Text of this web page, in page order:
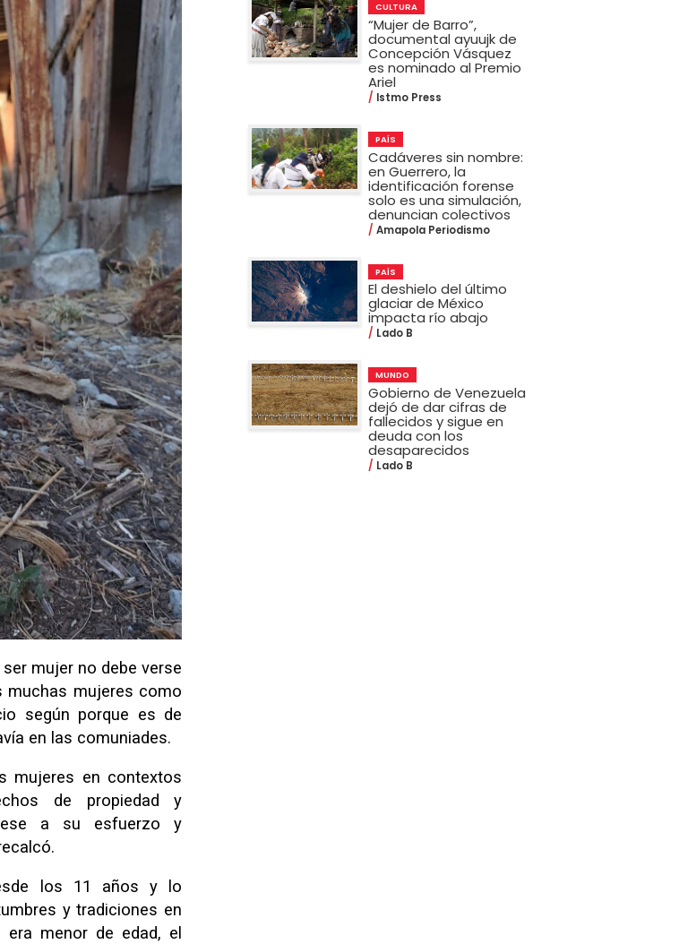
mujer no debe verse
muchas mujeres como
según porque es de
en las comuniades.
mujeres en contextos
de propiedad y
a su esfuerzo y
los 11 años y lo
y tradiciones en
menor de edad, el
CULTURA
“Mujer de Barro”,
documental ayuujk de
Concepción Vásquez
es nominado al Premio
Ariel
Istmo Press
PAÍS
Cadáveres sin nombre:
en Guerrero, la
identificación forense
solo es una simulación,
denuncian colectivos
Amapola Periodismo
PAÍS
El deshielo del último
glaciar de México
impacta río abajo
Lado B
MUNDO
Gobierno de Venezuela
dejó de dar cifras de
fallecidos y sigue en
deuda con los
desaparecidos
Lado B